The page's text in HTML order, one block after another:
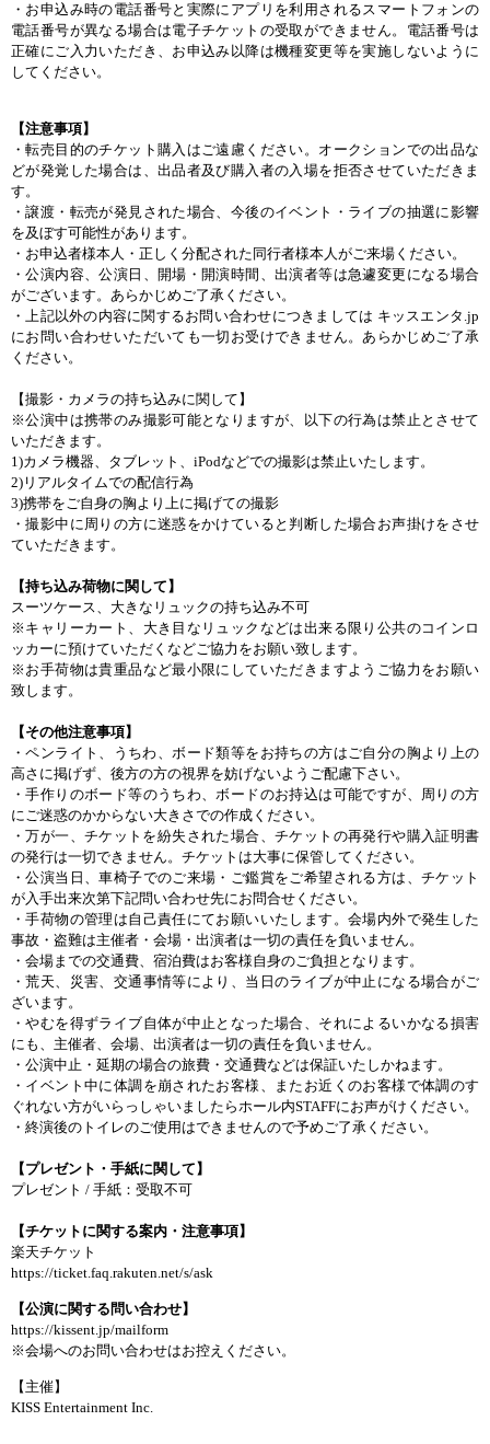
・ お申込み時の電話番号と 実際にアプリを利用 されるスマー トフォンの
電話番号が異なる場合は電子チケットの受取ができません。 電話番号は
正確にご 入力 いただき、お申込み 以降は機種変更等を実施しないように
してください。
【注意事項】
・転売 目的のチケット 購入 はご遠慮 ください。オ ークションでの出品な
どが発覚 した場合は、 出品者及び購入者の入場を拒否させていただきま
す。
・譲渡 ・転売が発見された場合、 今後のイベント ・ ライブの抽選に影響
を及ぼす可能性があります。
・ お申込者様本人 ・ 正 しく 分配された 同行者様本人がご来場 ください。
・公演内容、公演日 、 開場 ・ 開演時間 、出演者等は急遽変更 になる場合
がございます。あらかじめご了承 ください。
・上記以外の内容に関するお問 い合わせにつきましては キッスエンタ .jp
にお 問い合わせいただいても一切 お受 けできません。あらかじめご了承
ください。
【撮影 ・ カメラの持ち込みに関 して】
※公演中 は携帯のみ撮影可能となりますが、 以下の行為 は禁止 とさせて
いただきます。
1)カメラ機器、タブレット、 iPodなどでの撮影は禁止いたします。
2) リアルタイムでの配信行為
3)携帯をご自身の胸より 上に掲げての撮影
・撮影中 に周 りの方に迷惑をかけていると判 断した場合お声掛けをさせ
ていただきます。
【持ち込み荷物に関 して 】
スーツケース、 大きなリュックの持ち込み不可
※キャリ ーカ ー ト、 大き 目 なリュックなどは出来る限 り 公共のコインロ
ッカ ーに預けていただくなどご協力 をお願い致します。
※お手荷物は貴重品など最小限にしていただきますようご協力 をお願い
致します。
【その他注意事項】
・ペンライト、うちわ、ボー ド類等をお持ちの方はご自分の胸より 上の
高さに掲げず、 後方の方の視界を妨げないようご配慮下さい。
・手作りのボー ド等のうちわ、ボー ドのお持込は可能ですが、 周 りの方
にご迷惑のかからない大きさでの作成 ください。
・万が一、チケットを紛失 された場合、チケットの再発行や購入証明書
の発行は一切できません。チケットは大事に保管してください。
・公演当 日 、車椅子でのご来場 ・ ご鑑賞をご希望 される方は、チケット
が入手出来次第下記問い合わせ先にお問合せください。
・手荷物の管理 は自己責任にてお願いいたします。 会場内外で発生 した
事故 ・盗難は主催者 ・会場 ・ 出演者は一切の責任を負いません。
・会場までの交通費、 宿泊費はお客様自身のご負担 となります。
・荒天、 災害、 交通事情等により、 当 日のライブが中止 になる場合がご
ざいます。
・やむを得ずライブ自体が中止 となった場合、それによるいかなる損害
にも、 主催者、 会場、 出演者は一切の責任を負いません。
・ 公演中止 ・ 延期の場合の旅費 ・ 交通費などは保証いたしかねます。
・ イベント 中に体調 を崩されたお客様 、またお近 くのお客様で体調のす
ぐれない方がいらっしゃいましたらホール内STAFFにお声がけください。
・ 終演後のトイレのご使用 はできませんので予めご了承 ください。
【プレゼント ・ 手紙に関 して 】
プレゼント / 手紙 ： 受取不可
【チケットに関する案内 ・ 注意事項】
楽天チケッ ト
https://ticket.faq.rakuten.net/s/ask
【公演に関する 問い合わせ】
https://kissent.jp/mailform
※会場へのお問い合わせはお控えください。
【 主催】
KISS Entertainment Inc.